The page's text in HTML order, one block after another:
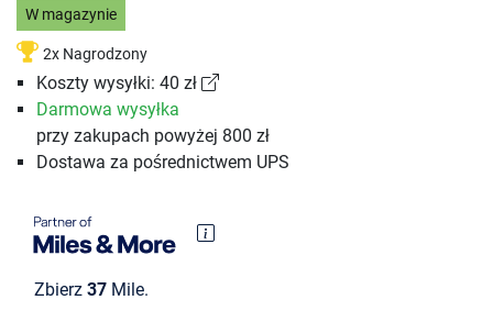
W magazynie
2x Nagrodzony
Koszty wysyłki: 40 zł
Darmowa wysyłka
przy zakupach powyżej 800 zł
Dostawa za pośrednictwem UPS
Zbierz 37 Mile.